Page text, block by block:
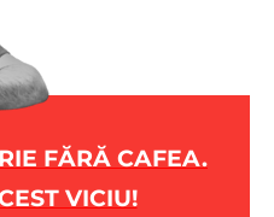
FĂRĂ CAFEA.
VICIU!